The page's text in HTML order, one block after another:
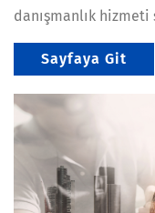
danışmanlık hizmeti
Sayfaya Git